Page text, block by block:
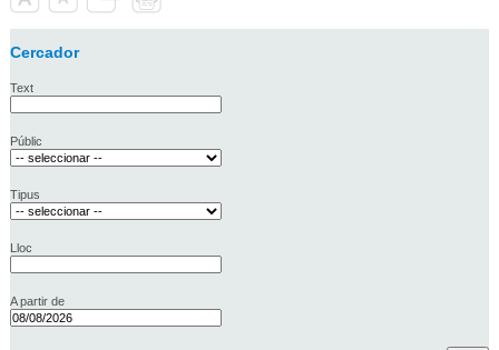
Cercador
Text
Públic
Tipus
Lloc
A partir de